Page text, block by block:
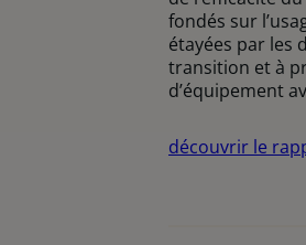
fondés sur
étayées par les
transition et à
d’équipement
découvrir le